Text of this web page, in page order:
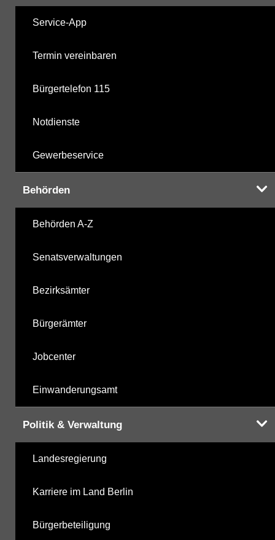
Service-App
Termin vereinbaren
Bürgertelefon 115
Notdienste
Gewerbeservice
Behörden
Behörden A-Z
Senatsverwaltungen
Bezirksämter
Bürgerämter
Jobcenter
Einwanderungsamt
Politik & Verwaltung
Landesregierung
Karriere im Land Berlin
Bürgerbeteiligung